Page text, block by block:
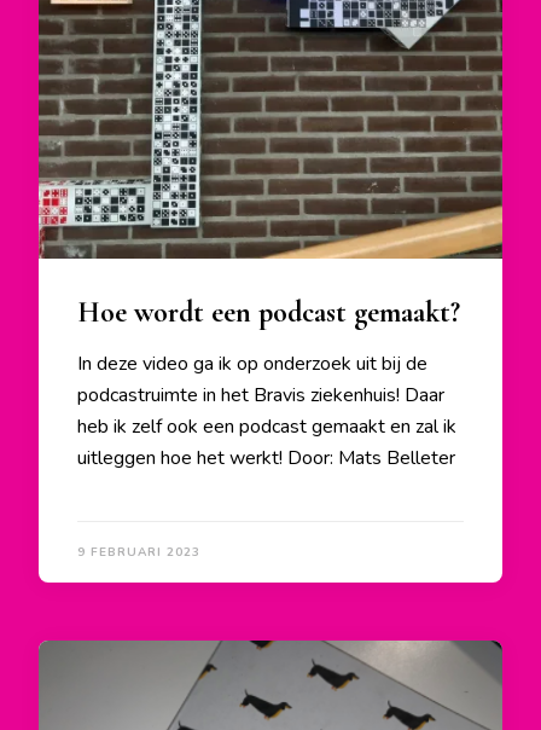
Hoe wordt een podcast gemaakt?
In deze video ga ik op onderzoek uit bij de
podcastruimte in het Bravis ziekenhuis! Daar
heb ik zelf ook een podcast gemaakt en zal ik
uitleggen hoe het werkt! Door: Mats Belleter
9 FEBRUARI 2023